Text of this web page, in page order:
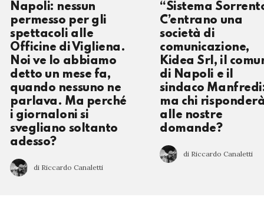
Napoli: nessun
permesso per gli
spettacoli alle
Officine di Vigliena.
Noi ve lo abbiamo
detto un mese fa,
quando nessuno ne
parlava. Ma perché
i giornaloni si
svegliano soltanto
adesso?
di Riccardo Canaletti
“Sistema
C’entrano una
società di
comunicazione,
Kidea Srl, il
di Napoli e il
sindaco
ma chi
alle nostre
domande?
di Riccardo Canaletti